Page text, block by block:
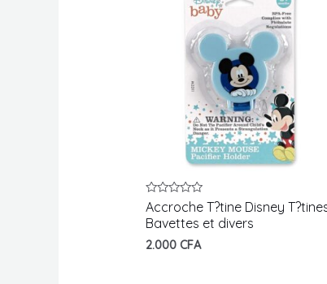
Note
0
sur
Accroche T?tine Disney
Bavettes et divers
2.000 CFA